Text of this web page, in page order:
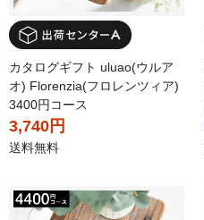
カタログギフト uluao(ウルア
オ) Florenzia(フロレンツィア)
3400円コース
3,740円
送料無料